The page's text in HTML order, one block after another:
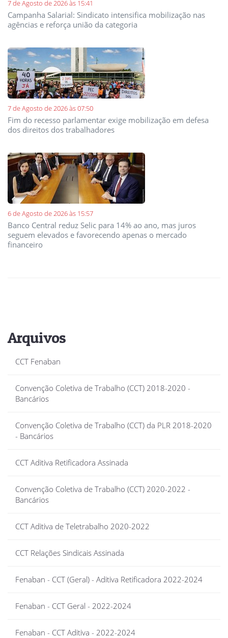
7 de Agosto de 2026 às 15:41
Campanha Salarial: Sindicato intensifica mobilização nas
agências e reforça união da categoria
7 de Agosto de 2026 às 07:50
Fim do recesso parlamentar exige mobilização em defesa
dos direitos dos trabalhadores
6 de Agosto de 2026 às 15:57
Banco Central reduz Selic para 14% ao ano, mas juros
seguem elevados e favorecendo apenas o mercado
financeiro
Arquivos
CCT Fenaban
Convenção Coletiva de Trabalho (CCT) 2018-2020 -
Bancários
Convenção Coletiva de Trabalho (CCT) da PLR 2018-2020
- Bancários
CCT Aditiva Retificadora Assinada
Convenção Coletiva de Trabalho (CCT) 2020-2022 -
Bancários
CCT Aditiva de Teletrabalho 2020-2022
CCT Relações Sindicais Assinada
Fenaban - CCT (Geral) - Aditiva Retificadora 2022-2024
Fenaban - CCT Geral - 2022-2024
Fenaban - CCT Aditiva - 2022-2024